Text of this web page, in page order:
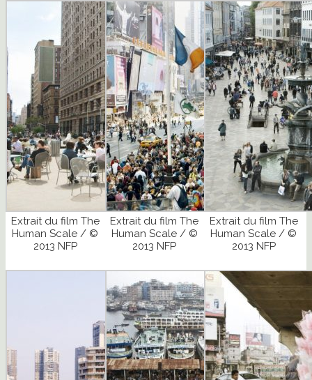
Extrait du film The
Human Scale / ©
2013 NFP
Extrait du film The
Human Scale / ©
2013 NFP
Extrait du film The
Human Scale / ©
2013 NFP